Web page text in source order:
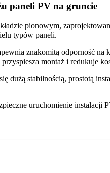
paneli PV na gruncie
pionowym,
typów paneli.
znakomitą odporność
montaż i redukuje
dużą stabilnością, prostotą
uruchomienie instalacji